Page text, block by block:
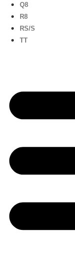
Q8
R8
RS/S
TT